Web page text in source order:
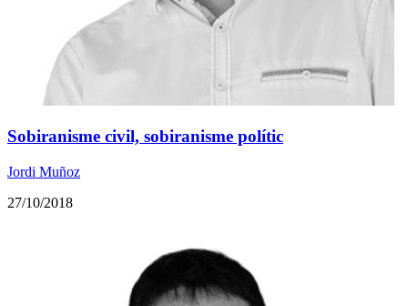
Sobiranisme civil, sobiranisme polític
Jordi Muñoz
27/10/2018